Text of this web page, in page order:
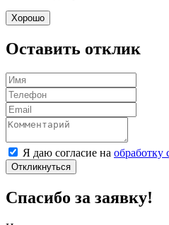
Хорошо
Оставить отклик
Я даю согласие на обработку
Откликнуться
Спасибо за заявку!